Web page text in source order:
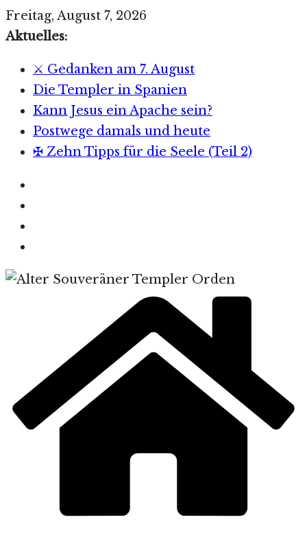
Zum
Inhalt
Freitag, August 7, 2026
Aktuelles:
⚔️ Gedanken am 7. August
Die Templer in Spanien
Kann Jesus ein Apache sein?
Postwege damals und heute
✠ Zehn Tipps für die Seele (Teil 2)